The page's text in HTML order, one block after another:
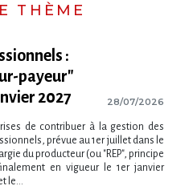
THÈME
:
payeur"
2027
28/07/2026
de contribuer à la gestion des
prévue au 1er juillet dans le
du producteur (ou "REP", principe
en vigueur le 1er janvier
le...